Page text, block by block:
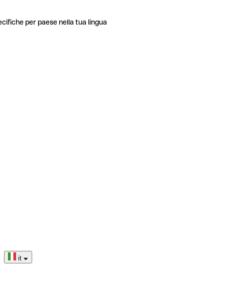
per paese nella tua lingua
it